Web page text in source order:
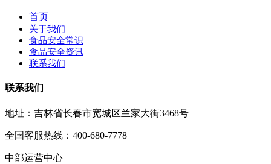
首页
关于我们
食品安全常识
食品安全资讯
联系我们
联系我们
地址：吉林省长春市宽城区兰家大街3468号
全国客服热线：400-680-7778
中部运营中心